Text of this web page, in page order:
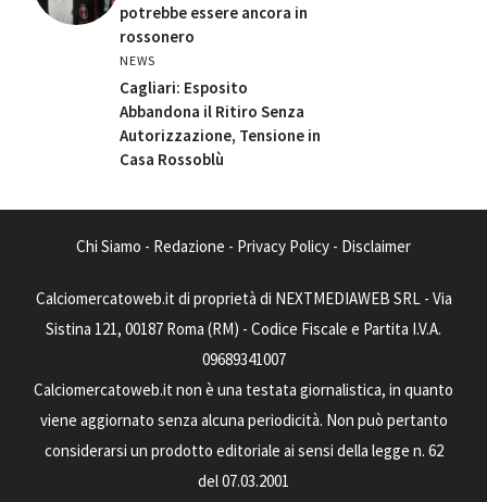
potrebbe essere ancora in
rossonero
NEWS
Cagliari: Esposito
Abbandona il Ritiro Senza
Autorizzazione, Tensione in
Casa Rossoblù
Chi Siamo - Redazione - Privacy Policy - Disclaimer
Calciomercatoweb.it di proprietà di NEXTMEDIAWEB SRL - Via
Sistina 121, 00187 Roma (RM) - Codice Fiscale e Partita I.V.A.
09689341007
Calciomercatoweb.it non è una testata giornalistica, in quanto
viene aggiornato senza alcuna periodicità. Non può pertanto
considerarsi un prodotto editoriale ai sensi della legge n. 62
del 07.03.2001